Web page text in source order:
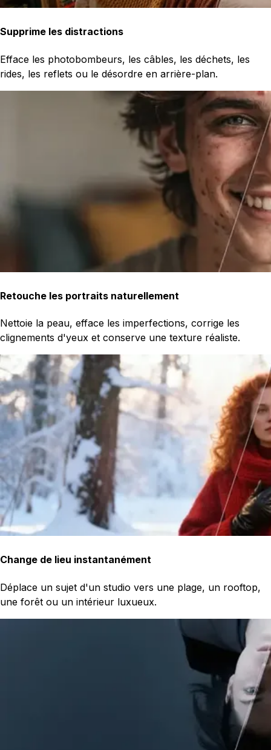
Supprime les distractions
Efface les photobombeurs, les câbles, les déchets, les
rides, les reflets ou le désordre en arrière-plan.
Retouche les portraits naturellement
Nettoie la peau, efface les imperfections, corrige les
clignements d'yeux et conserve une texture réaliste.
Change de lieu instantanément
Déplace un sujet d'un studio vers une plage, un rooftop,
une forêt ou un intérieur luxueux.